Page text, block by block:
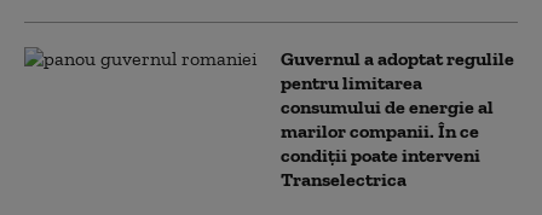
Guvernul a adoptat regulile
pentru limitarea
consumului de energie al
marilor companii. În ce
condiții poate interveni
Transelectrica